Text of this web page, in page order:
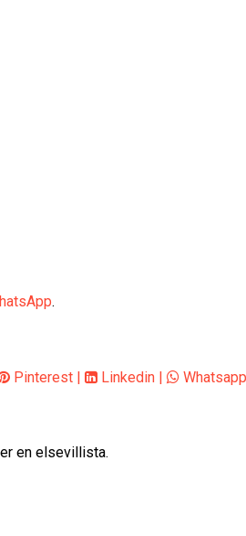
.
Pinterest | Linkedin | Whatsapp
en elsevillista.